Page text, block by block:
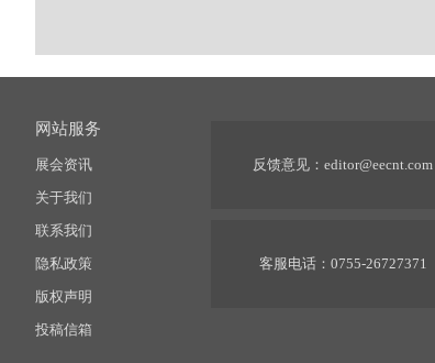
网站服务
展会资讯
关于我们
联系我们
隐私政策
版权声明
投稿信箱
反馈意见： editor@eecnt.com
客服电话：0755-26727371